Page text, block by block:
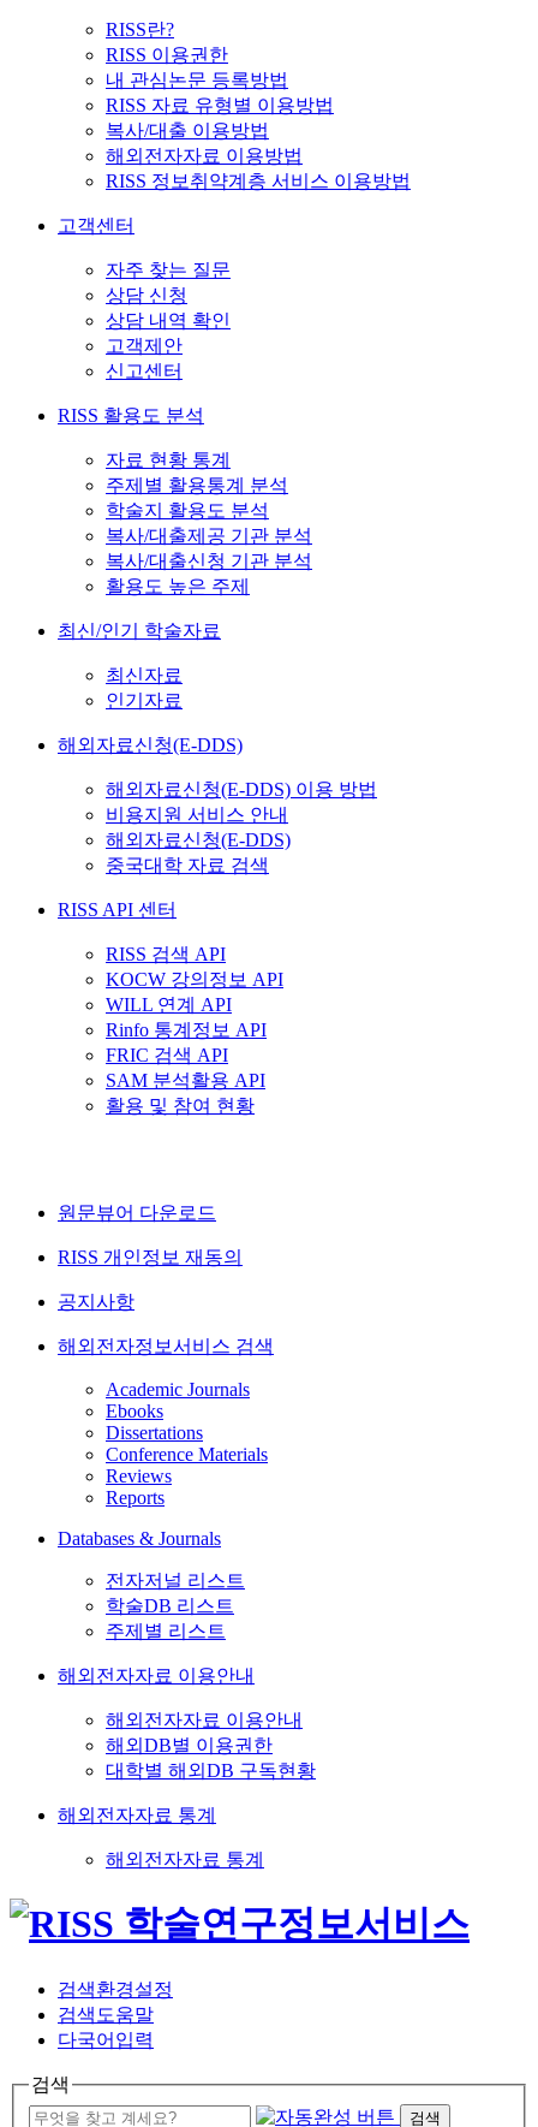
RISS란?
RISS 이용권한
내 관심논문 등록방법
RISS 자료 유형별 이용방법
복사/대출 이용방법
해외전자자료 이용방법
RISS 정보취약계층 서비스 이용방법
고객센터
자주 찾는 질문
상담 신청
상담 내역 확인
고객제안
신고센터
RISS 활용도 분석
자료 현황 통계
주제별 활용통계 분석
학술지 활용도 분석
복사/대출제공 기관 분석
복사/대출신청 기관 분석
활용도 높은 주제
최신/인기 학술자료
최신자료
인기자료
해외자료신청(E-DDS)
해외자료신청(E-DDS) 이용 방법
비용지원 서비스 안내
해외자료신청(E-DDS)
중국대학 자료 검색
RISS API 센터
RISS 검색 API
KOCW 강의정보 API
WILL 연계 API
Rinfo 통계정보 API
FRIC 검색 API
SAM 분석활용 API
활용 및 참여 현황
원문뷰어 다운로드
RISS 개인정보 재동의
공지사항
해외전자정보서비스 검색
Academic Journals
Ebooks
Dissertations
Conference Materials
Reviews
Reports
Databases & Journals
전자저널 리스트
학술DB 리스트
주제별 리스트
해외전자자료 이용안내
해외전자자료 이용안내
해외DB별 이용권한
대학별 해외DB 구독현황
해외전자자료 통계
해외전자자료 통계
검색환경설정
검색도움말
다국어입력
검색
검색